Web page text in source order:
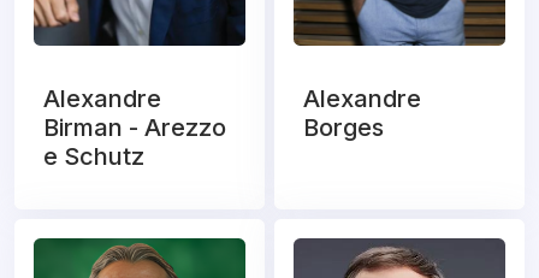
Alexandre
Birman - Arezzo
e Schutz
Alexandre
Borges